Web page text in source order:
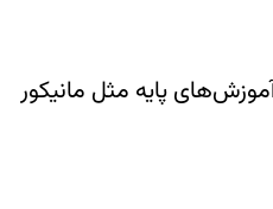
پایه مثل مانیکور